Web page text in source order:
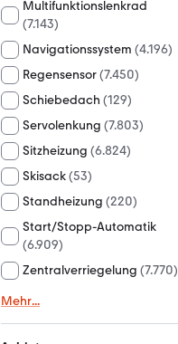
Multifunktionslenkrad
(7.143)
Navigationssystem (4.196)
Regensensor(7.450)
Schiebedach (129)
Servolenkung (7.803)
Sitzheizung (6.824)
Skisack(53)
Standheizung (220)
Start/Stopp-Automatik
(6.909)
Zentralverriegelung (7.770)
Mehr...